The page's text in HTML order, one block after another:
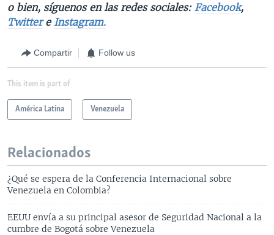
o bien, síguenos en las redes sociales: Facebook,
Twittere Instagram.
Compartir Follow us
This item is part of
América Latina Venezuela
Relacionados
¿Qué se espera de la Conferencia Internacional sobre
Venezuela en Colombia?
EEUU envía a su principal asesor de Seguridad Nacional a la
cumbre de Bogotá sobre Venezuela